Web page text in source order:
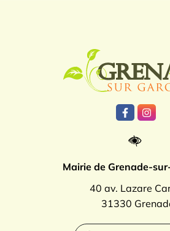
Lien vers
Lien
Mairie de Grenade-
40 av. Lazare
31330